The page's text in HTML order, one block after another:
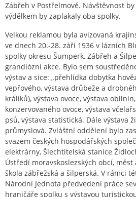
Zábřeh v Postřelmově. Návštěvnost
výdělkem by zaplakaly oba spolky.
Velkou reklamou byla avizovaná
ve dnech 20.-28. září 1936 v lázních
spolky okresu Šumperk, Zábřeh a
grandiózní akce. Bylo sem
výstav a sice: „přehlídka dobytka
vepřového, výstava drůbeže a
králíků), výstava ovoce, výstava
konzervovaného ovoce, výstava
psů, výstava statistická. Dále výstava
průmyslová. Zvláštní oddělení bylo
svazem českých hospodářských
elektrárny, Šlechtitelská stanice
Ústředí moravskoslezských obcí, měst
škola zábřežská a šilperská. V rámci
Národní Jednota předvedení práce
hraničáře spolku s výstavou